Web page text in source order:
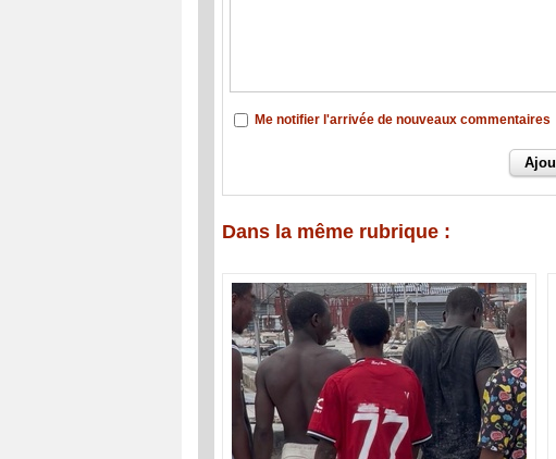
Me notifier l'arrivée de nouveaux commentaires
Dans la même rubrique :